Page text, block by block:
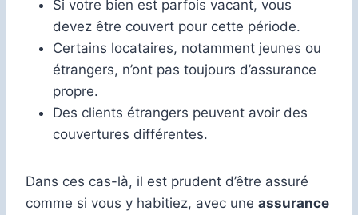
Si votre bien est parfois vacant, vous
devez être couvert pour cette période.
Certains locataires, notamment jeunes ou
étrangers, n’ont pas toujours d’assurance
propre.
Des clients étrangers peuvent avoir des
couvertures différentes.
Dans ces cas-là, il est prudent d’être assuré
comme si vous y habitiez, avec une assurance